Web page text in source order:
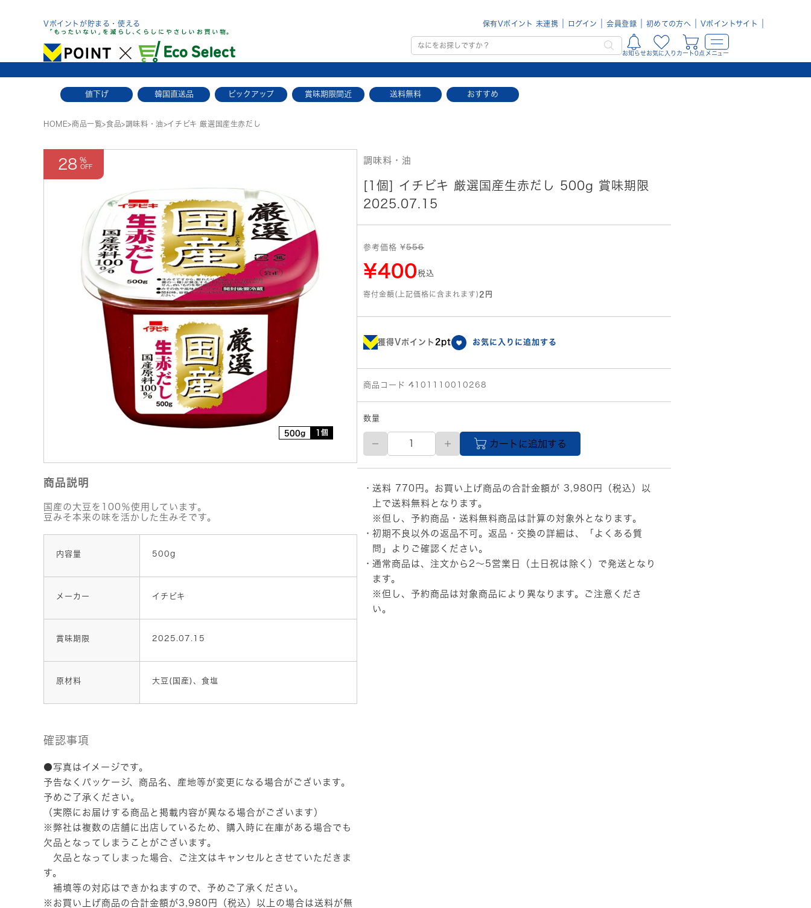
Vポイントが貯まる・使える 保有Vポイント 未連携 ログイン 会員登録 初めての方へ Vポイントサイト
お知らせお気に入り カート0点 メニュー
値下げ 韓国直送品 ピックアップ 賞味期限間近 送料無料 おすすめ
HOME>商品一覧>食品>調味料・油>イチビキ 厳選国産生赤だし
28
500g 1個
商品説明
国産の大豆を100％使用しています。
豆みそ本来の味を活かした生みそです。
内容量 500g
メーカー イチビキ
賞味期限 2025.07.15
原材料 大豆(国産)、食塩
確認事項
●写真はイメージです。
予告なくパッケージ、商品名、産地等が変更になる場合がございます。
予めご了承ください。
（実際にお届けする商品と掲載内容が異なる場合がございます）
※弊社は複数の店舗に出店しているため、購入時に在庫がある場合でも
欠品となってしまうことがございます。
欠品となってしまった場合、ご注文はキャンセルとさせていただきま
す。
補填等の対応はできかねますので、予めご了承ください。
※お買い上げ商品の合計金額が3,980円（税込）以上の場合は送料が無
調味料・油
[1個] イチビキ 厳選国産生赤だし 500g 賞味期限
2025.07.15
参考価格 ¥556
¥400税込
寄付金額(上記価格に含まれます) 2円
獲得Vポイント 2pt お気に入りに追加する
商品コード 4101110010268
数量
イ
ビ
キ
選
国
産
生
赤
だ
個
カートに追加する
送料 770円。お買い上げ商品の合計金額が 3,980円（税込）以
上で送料無料となります。
※但し、予約商品・送料無料商品は計算の対象外となります。
初期不良以外の返品不可。返品・交換の詳細は、
「よくある質
問」
よりご確認ください。
通常商品は、注文から2～5営業日（土日祝は除く）で発送となり
ます。
※但し、予約商品は対象商品により異なります。ご注意くださ
い。